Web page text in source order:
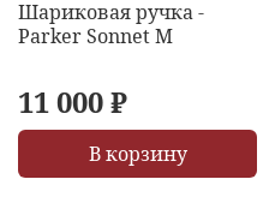
Шариковая ручка -
Parker Sonnet M
11 000 ₽
В корзину